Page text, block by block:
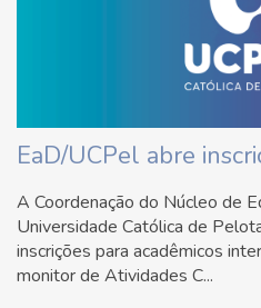
EaD/UCPel abre
A Coordenação do Núcleo de
Universidade Católica de
inscrições para acadêmicos
monitor de Atividades C...